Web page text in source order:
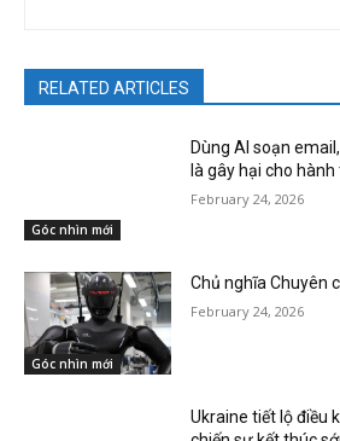
RELATED ARTICLES
Góc nhìn mới
Dùng AI soạn
là gây hại cho hành
February 24, 2026
Góc nhìn mới
Chủ nghĩa Chuyên
February 24, 2026
Ukraine tiết lộ điều